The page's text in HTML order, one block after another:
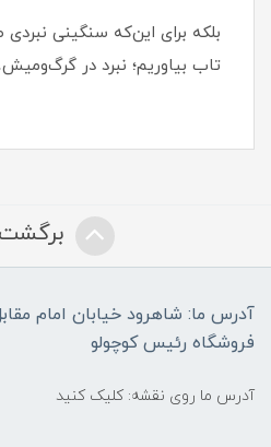
بلکه برای این‌که سنگینی
تاب بیاوریم؛ نبرد در
برگشت
آدرس ما: شاهرود خیابان امام
فروشگاه رئیس کوچولو
آدرس ما روی نقشه: کلیک کنید